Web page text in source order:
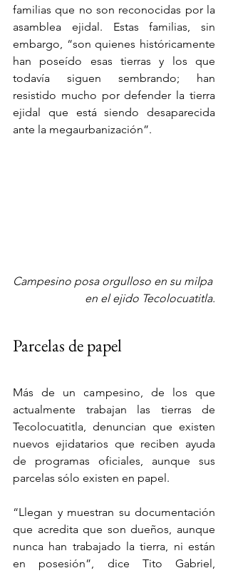
familias que no son reconocidas por la
asamblea ejidal. Estas familias, sin
embargo, “son quienes históricamente
han poseído esas tierras y los que
todavía siguen sembrando; han
resistido mucho por defender la tierra
ejidal que está siendo desaparecida
ante la megaurbanización”.
Campesino posa orgulloso en su milpa
en el ejido Tecolocuatitla.
Parcelas de papel
Más de un campesino, de los que
actualmente trabajan las tierras de
Tecolocuatitla, denuncian que existen
nuevos ejidatarios que reciben ayuda
de programas oficiales, aunque sus
parcelas sólo existen en papel.
“Llegan y muestran su documentación
que acredita que son dueños, aunque
nunca han trabajado la tierra, ni están
en posesión”, dice Tito Gabriel,